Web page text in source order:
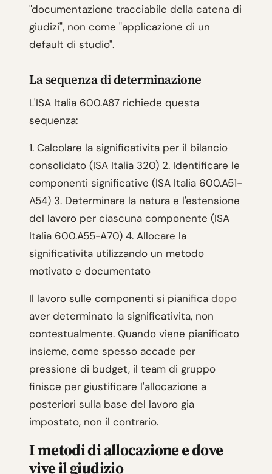
"documentazione tracciabile della catena di
giudizi", non come "applicazione di un
default di studio".
La sequenza di determinazione
L'ISA Italia 600.A87 richiede questa
sequenza:
1. Calcolare la significativita per il bilancio
consolidato (ISA Italia 320) 2. Identificare le
componenti significative (ISA Italia 600.A51-
A54) 3. Determinare la natura e l'estensione
del lavoro per ciascuna componente (ISA
Italia 600.A55-A70) 4. Allocare la
significativita utilizzando un metodo
motivato e documentato
Il lavoro sulle componenti si pianifica dopo
aver determinato la significativita, non
contestualmente. Quando viene pianificato
insieme, come spesso accade per
pressione di budget, il team di gruppo
finisce per giustificare l'allocazione a
posteriori sulla base del lavoro gia
impostato, non il contrario.
I metodi di allocazione e dove
vive il giudizio